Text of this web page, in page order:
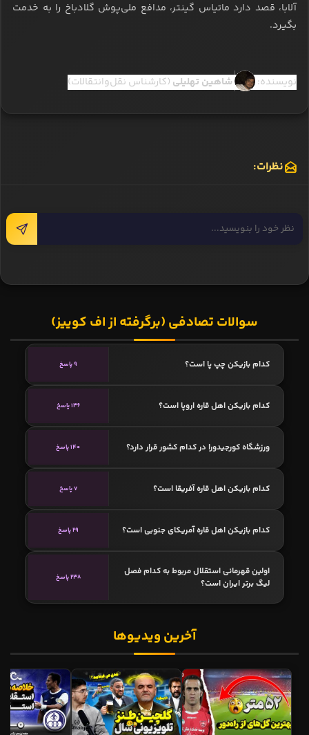
آلابا، قصد دارد ماتیاس گینتر، مدافع ملی‌پوش گلادباخ را به خدمت
بگیرد.
نویسنده: شاهین تهلیلی (کارشناس نقل‌وانتقالات)
نظرات:
سوالات تصادفی (برگرفته از اف کوییز)
کدام بازیکن چپ پا است؟ 9 پاسخ
کدام بازیکن اهل قاره اروپا است؟ 136 پاسخ
ورزشگاه کورجیدورا در کدام کشور قرار دارد؟ 140 پاسخ
کدام بازیکن اهل قاره آفریقا است؟ 7 پاسخ
کدام بازیکن اهل قاره آمریکای جنوبی است؟ 29 پاسخ
اولین قهرمانی استقلال مربوط به کدام فصل
لیگ برتر ایران است؟
238 پاسخ
آخرین ویدیوها